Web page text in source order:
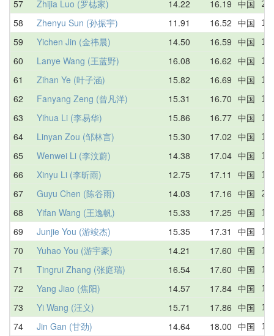
57 Zhijia Luo (罗梽家) 14.22 16.19 中国
58 Zhenyu Sun (孙振宇) 11.91 16.52 中国
59 Yichen Jin (金祎晨) 14.50 16.59 中国
60 Lanye Wang (王蓝野) 16.08 16.62 中国
61 Zihan Ye (叶子涵) 15.82 16.69 中国
62 Fanyang Zeng (曾凡洋) 15.31 16.70 中国
63 Yihua Li (李易华) 15.86 16.77 中国
64 Linyan Zou (邹林言) 15.30 17.02 中国
65 Wenwei Li (李汶蔚) 14.38 17.04 中国
66 Xinyu Li (李昕雨) 12.75 17.11 中国
67 Guyu Chen (陈谷雨) 14.03 17.16 中国
68 Yifan Wang (王逸帆) 15.33 17.25 中国
69 Junjie You (游竣杰) 15.35 17.31 中国
70 Yuhao You (游宇豪) 14.21 17.60 中国
71 Tingrui Zhang (张庭瑞) 16.54 17.60 中国
72 Yang Jiao (焦阳) 14.57 17.84 中国
73 Yi Wang (汪义) 15.71 17.86 中国
74 Jin Gan (甘劲) 14.64 18.00 中国